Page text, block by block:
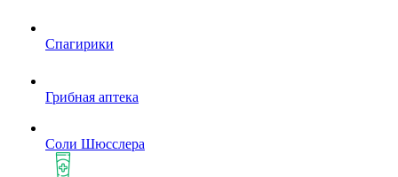
Спагирики
Грибная аптека
Соли Шюсслера